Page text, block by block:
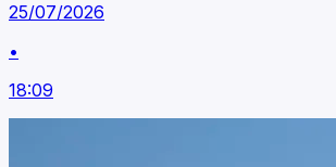
25/07/2026
•
18:09